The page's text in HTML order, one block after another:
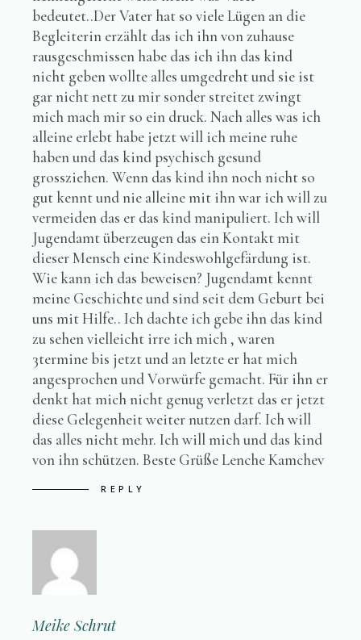
bedeutet..Der Vater hat so viele Lügen an die
Begleiterin erzählt das ich ihn von zuhause
rausgeschmissen habe das ich ihn das kind
nicht geben wollte alles umgedreht und sie ist
gar nicht nett zu mir sonder streitet zwingt
mich mach mir so ein druck. Nach alles was ich
alleine erlebt habe jetzt will ich meine ruhe
haben und das kind psychisch gesund
grossziehen. Wenn das kind ihn noch nicht so
gut kennt und nie alleine mit ihn war ich will zu
vermeiden das er das kind manipuliert. Ich will
Jugendamt überzeugen das ein Kontakt mit
dieser Mensch eine Kindeswohlgefärdung ist.
Wie kann ich das beweisen? Jugendamt kennt
meine Geschichte und sind seit dem Geburt bei
uns mit Hilfe.. Ich dachte ich gebe ihn das kind
zu sehen vielleicht irre ich mich , waren
3termine bis jetzt und an letzte er hat mich
angesprochen und Vorwürfe gemacht. Für ihn er
denkt hat mich nicht genug verletzt das er jetzt
diese Gelegenheit weiter nutzen darf. Ich will
das alles nicht mehr. Ich will mich und das kind
von ihn schützen. Beste Grüße Lenche Kamchev
REPLY
Meike Schrut